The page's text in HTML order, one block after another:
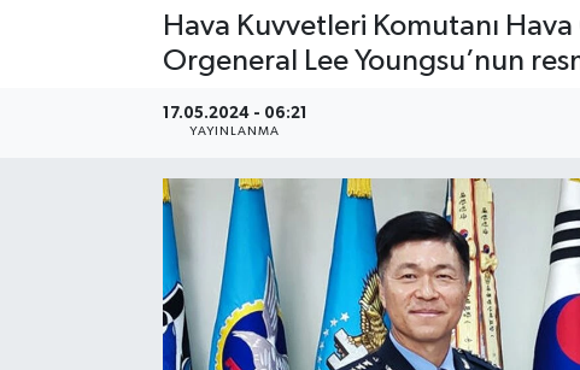
Hava Kuvvetleri Komutanı
Orgeneral Lee Youngsu’nun
17.05.2024 - 06:21
YAYINLANMA